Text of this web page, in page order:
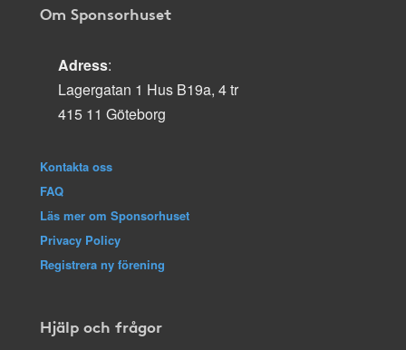
Om Sponsorhuset
Adress:
Lagergatan 1 Hus B19a, 4 tr
415 11 Göteborg
Kontakta oss
FAQ
Läs mer om Sponsorhuset
Privacy Policy
Registrera ny förening
Hjälp och frågor